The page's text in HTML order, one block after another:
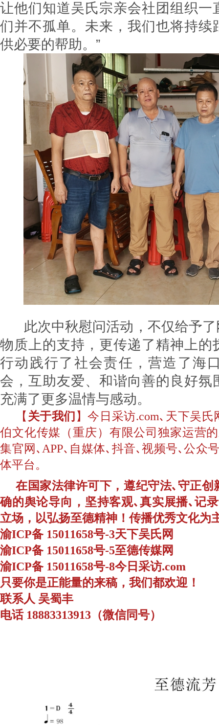
让他们知道吴氏宗亲会社团组织一
们并不孤单。未来，我们也将持续
供必要的帮助。”
此次中秋慰问活动，不仅给予了
物质上的支持，更传递了精神上的
行动践行了社会责任，营造了海
会，互助友爱、和谐向善的良好氛
充满了更多温情与感动。
【 关于我们 】今日采访.com､天下吴
伯文化传媒（重庆）有限公司独家运营
集官网､APP､自媒体､抖音､视频号､公众
体平台。
在国家法律许可下，遵纪守法､守正创
确的舆论导向，坚持客观､真实展播､记
立场，以弘扬至德精神！传播优秀文化为
渝ICP备 15011658号-3天下吴氏网
渝ICP备 15011658号-5至德传媒网
渝ICP备 15011658号-8今日采访.com
只要你是正能量的来稿，我们都欢迎！
联系人 吴蜀丰
电话 18883313913（微信同号）